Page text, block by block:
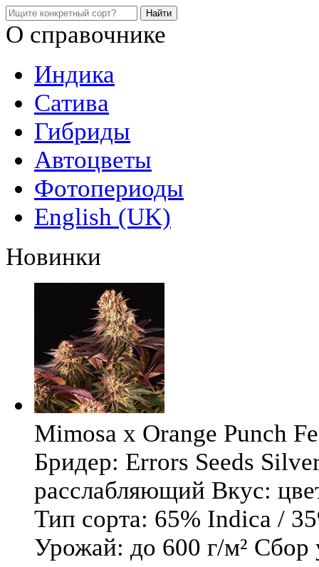
О справочнике
Индика
Сатива
Гибриды
Автоцветы
Фотопериоды
English (UK)
Новинки
Mimosa x Orange Punch
Бридер: Errors Seeds
расслабляющий Вкус:
Тип сорта: 65% Indica /
Урожай: до 600 г/м² Сбор